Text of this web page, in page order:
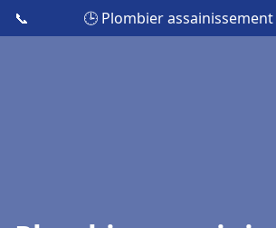
📞 🕒 Plombier